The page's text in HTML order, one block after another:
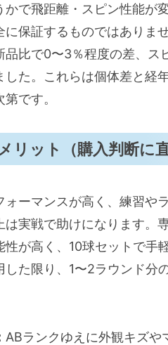
かで飛距離・スピン性能が
に保証するものではありま
品比で0〜3％程度の差、
した。これらは個体差と経
です。
リット（購入判断に
ォーマンスが高く、練習や
は実戦で助けになります。
が高く、10球セットで手
した限り、1〜2ラウンド分
ABランクゆえに外観キズ